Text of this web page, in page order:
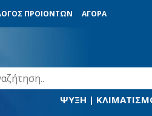
ΠΡΟΙΟΝΤΩΝ ΑΓΟΡΑ
ΨΥΞΗ |